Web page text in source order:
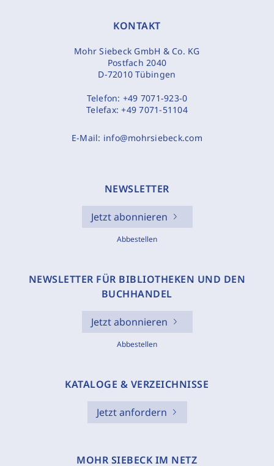
KONTAKT
Mohr Siebeck GmbH & Co. KG
Postfach 2040
D-72010 Tübingen
Telefon: +49 7071-923-0
Telefax:+49 7071-51104
E-Mail: info@mohrsiebeck.com
NEWSLETTER
Jetzt abonnieren
Abbestellen
NEWSLETTER FÜR BIBLIOTHEKEN UND DEN
BUCHHANDEL
Jetzt abonnieren
Abbestellen
KATALOGE & VERZEICHNISSE
Jetzt anfordern
MOHR SIEBECK IM NETZ